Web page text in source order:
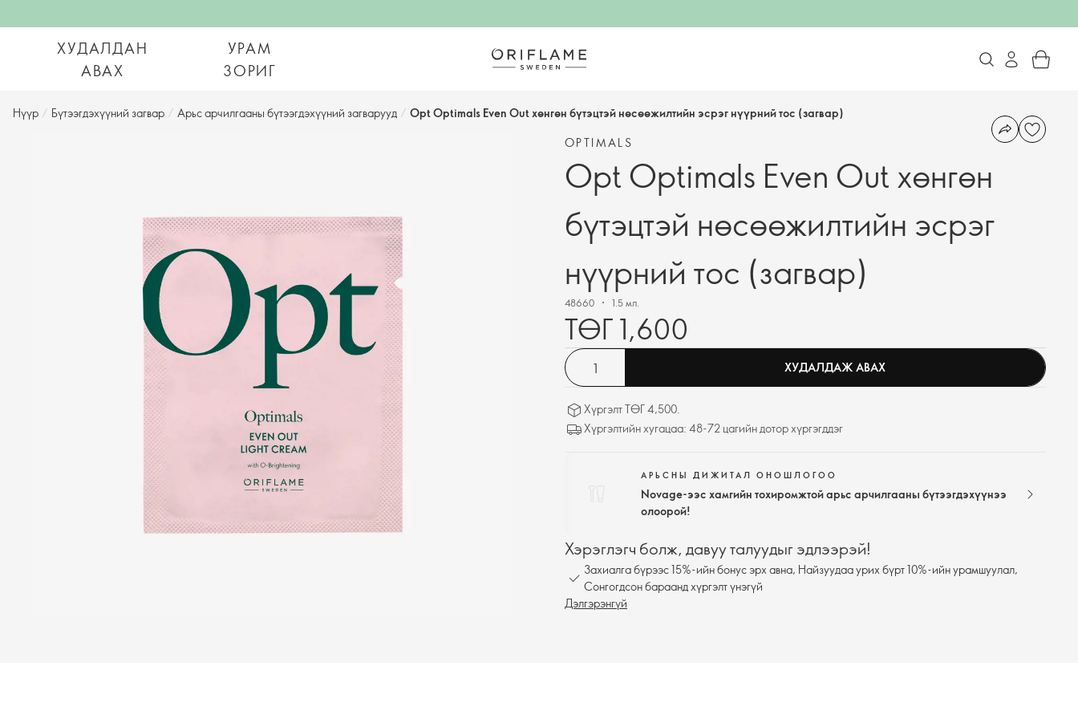
ХУДАЛДАН
АВАХ
УРАМ
ЗОРИГ
Нүүр / Бүтээгдэхүүний загвар / Арьс арчилгааны бүтээгдэхүүний загварууд / Opt Optimals Even Out хөнгөн бүтэцтэй нөсөөжилтийн эсрэг нүүрний тос (загвар)
OPTIMALS
Opt Optimals Even Out хөнгөн
бүтэцтэй нөсөөжилтийн эсрэг
нүүрний тос (загвар)
48660 1.5 мл.
ТӨГ 1,600
ХУДАЛДАЖ АВАХ
Хүргэлт ТӨГ 4,500.
Хүргэлтийн хугацаа: 48-72 цагийн дотор хүргэгддэг
АРЬСНЫ ДИЖИТАЛ ОНОШЛОГОО
Novage-ээс хамгийн тохиромжтой арьс арчилгааны бүтээгдэхүүнээ
олоорой!
Хэрэглэгч болж, давуу талуудыг эдлээрэй!
Захиалга бүрээс 15%-ийн бонус эрх авна, Найзуудаа урих бүрт 10%-ийн урамшуулал,
Сонгогдсон бараанд хүргэлт үнэгүй
Дэлгэрэнгүй